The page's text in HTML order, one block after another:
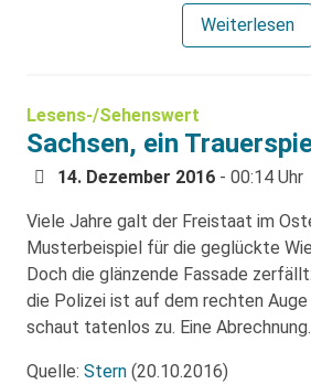
Weiterlesen
Lesens-/Sehenswert
Sachsen, ein
14. Dezember 2016 - 00:14 Uhr
Viele Jahre galt der Freistaat im
Musterbeispiel für die geglückte
Doch die glänzende Fassade
die Polizei ist auf dem rechten
schaut tatenlos zu. Eine Abrechnung.
Quelle: Stern (20.10.2016)